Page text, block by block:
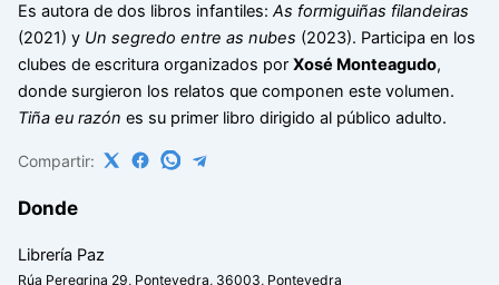
Es autora de dos libros infantiles: As formiguiñas filandeiras
(2021) y Un segredo entre as nubes (2023). Participa en los
clubes de escritura organizados por Xosé Monteagudo,
donde surgieron los relatos que componen este volumen.
Tiña eu razón es su primer libro dirigido al público adulto.
Compartir:
Donde
Librería Paz
Rúa Peregrina 29, Pontevedra, 36003, Pontevedra